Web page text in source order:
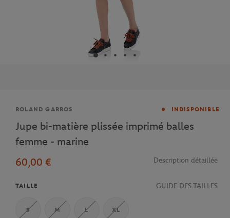
Marque
ROLAND GARROS INDISPONIBLE
Jupe bi-matière plissée imprimé balles
femme - marine
60,00 €
Description détaillée
TAILLE GUIDE DES TAILLES
S M L XL